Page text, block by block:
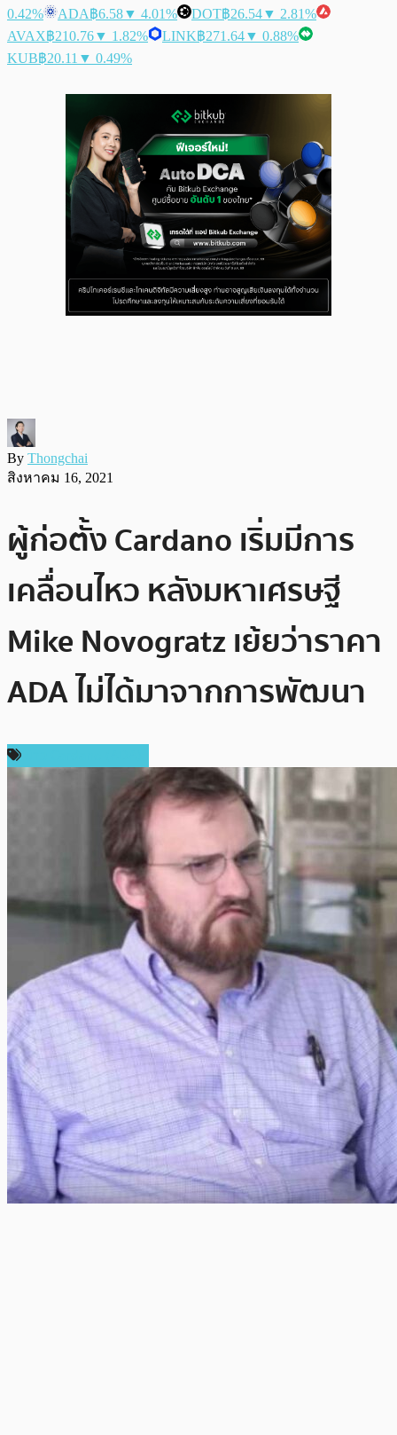
0.42%
ADA฿6.58▼ 4.01% DOT฿26.54▼ 2.81%
AVAX฿210.76▼ 1.82% LINK฿271.64▼ 0.88%
KUB฿20.11 ▼ 0.49%
By Thongchai
สิงหาคม 16, 2021
ผู้ก่อตั้ง Cardano เริ่มมีการ
เคลื่อนไหว หลังมหาเศรษฐี
Mike Novogratz เย้ยว่าราคา
ADA ไม่ได้มาจากการพัฒนา